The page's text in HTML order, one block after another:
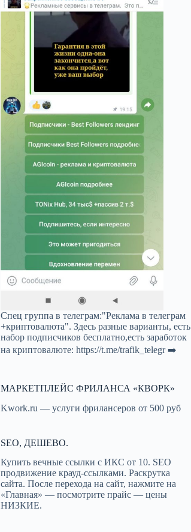
Спец группа в телеграм:"Реклама в телеграм
+криптовалюта". Здесь разные варианты, есть
набор подписчиков бесплатно,есть заработок
на криптовалюте:https://t.me/trafik_telegr➡️
МАРКЕТПЛЕЙС ФРИЛАНСА «КВОРК»
Kwork.ru — услуги фрилансеров от 500 руб
SEO, ДЕШЕВО.
Купить вечные ссылки с ИКС от 10. SEO
продвижение крауд-ссылками. Раскрутка
сайта. После перехода на сайт, нажмите на
«Главная» — посмотрите прайс — цены
НИЗКИЕ.